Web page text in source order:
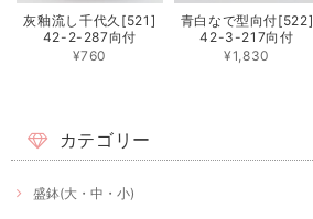
灰釉流し千代久[521]
42-2-287向付
¥760
青白なで型向付[522]
42-3-217向付
¥1,830
カテゴリー
盛鉢(大・中・小)